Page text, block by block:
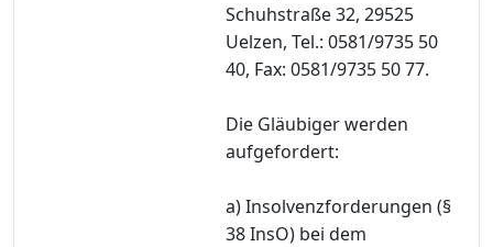
Schuhstraße 32, 29525
Uelzen, Tel.: 0581/9735 50
40, Fax: 0581/9735 50 77.
Die Gläubiger werden
aufgefordert:
a) Insolvenzforderungen (§
38 InsO) bei dem